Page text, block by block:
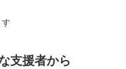
支援者から